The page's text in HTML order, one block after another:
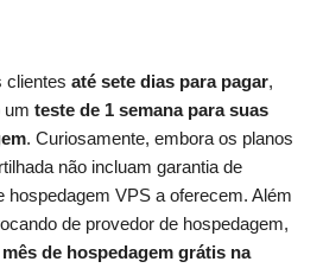
clientes até sete dias para pagar,
um teste de 1 semana para suas
. Curiosamente, embora os planos
não incluam garantia de
hospedagem VPS a oferecem. Além
de provedor de hospedagem,
de hospedagem grátis na